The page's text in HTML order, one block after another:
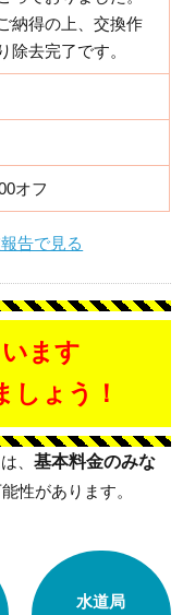
納得の上、交換作
除去完了です。
オフ
告で見る
ます
しょう！
、基本料金のみな
性があります。
水道局